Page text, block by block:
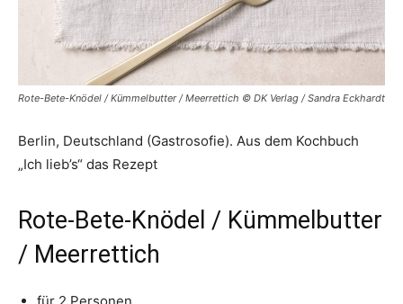
Rote-Bete-Knödel / Kümmelbutter / Meerrettich © DK Verlag / Sandra Eckhardt
Berlin, Deutschland (Gastrosofie). Aus dem Kochbuch
„Ich lieb’s“ das Rezept
Rote-Bete-Knödel / Kümmelbutter
/ Meerrettich
für 2 Personen